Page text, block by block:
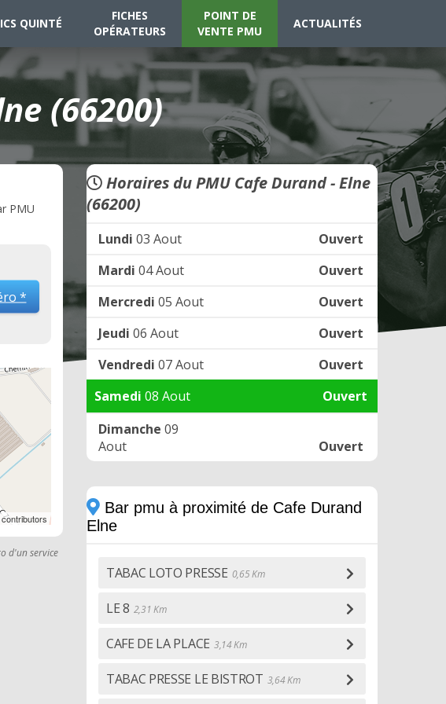
QUINTÉ
FICHES
OPÉRATEURS
POINT DE
VENTE PMU
ACTUALITÉS
(66200)
PMU
*
contributors
d'un service
Horaires du PMU Cafe Durand - Elne
(66200)
Lundi 03 Aout
Ouvert
Mardi 04 Aout
Ouvert
Mercredi 05 Aout
Ouvert
Jeudi 06 Aout
Ouvert
Vendredi 07 Aout
Ouvert
Samedi 08 Aout
Ouvert
Dimanche 09
Aout
Ouvert
Bar pmu à proximité de Cafe Durand
Elne
TABAC LOTO PRESSE 0,65 Km
LE 8 2,31 Km
CAFE DE LA PLACE 3,14 Km
TABAC PRESSE LE BISTROT 3,64 Km